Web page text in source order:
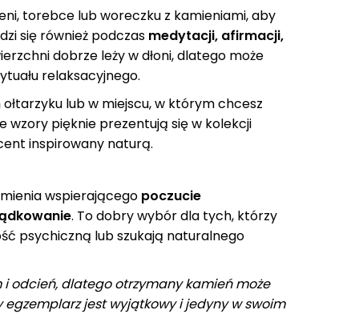
torebce lub woreczku z kamieniami, aby
się również podczas medytacji, afirmacji,
dobrze leży w dłoni, dlatego może
relaksacyjnego.
lub w miejscu, w którym chcesz
wzory pięknie prezentują się w kolekcji
inspirowany naturą.
wspierającego poczucie
. To dobry wybór dla tych, którzy
psychiczną lub szukają naturalnego
i odcień, dlatego otrzymany kamień może
jest wyjątkowy i jedyny w swoim